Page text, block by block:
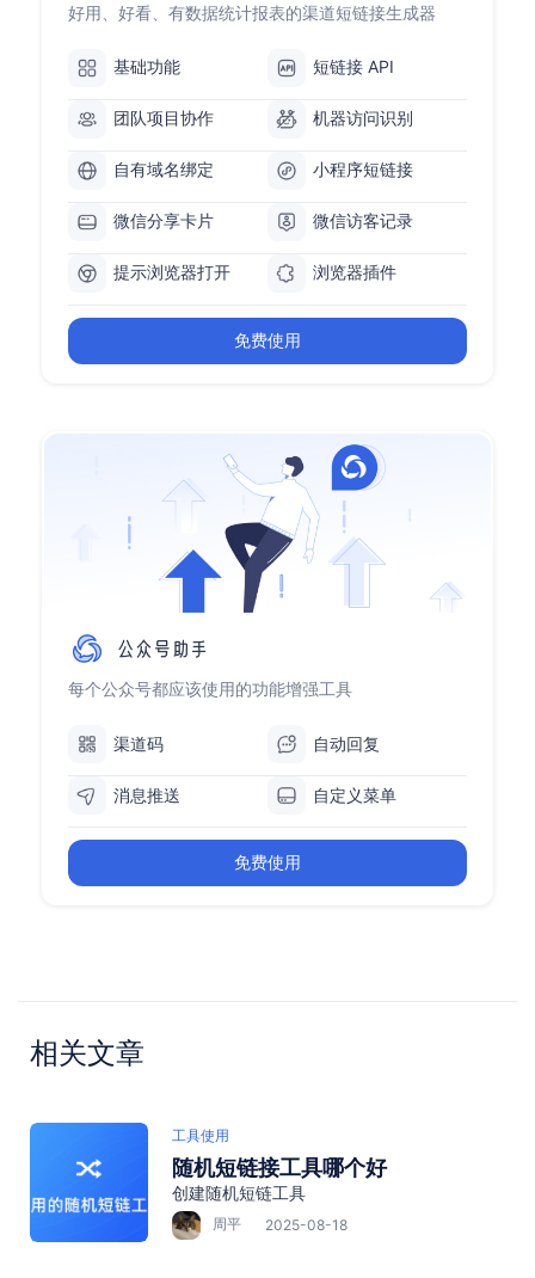
好用、好看、有数据统计报表的渠道短链接生成器
基础功能 短链接 API
团队项目协作 机器访问识别
自有域名绑定 小程序短链接
微信分享卡片 微信访客记录
提示浏览器打开 浏览器插件
免费使用
每个公众号都应该使用的功能增强工具
渠道码 自动回复
消息推送 自定义菜单
免费使用
相关文章
工具使用
随机短链接工具哪个好
创建随机短链工具
周平 2025-08-18